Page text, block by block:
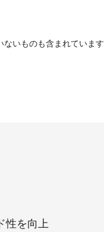
いものも含まれています
性を向上